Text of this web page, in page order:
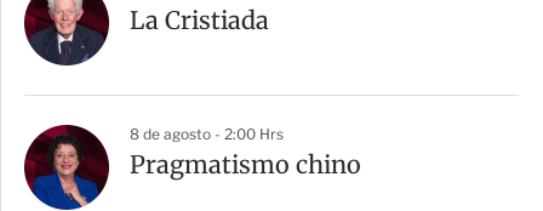
La Cristiada
8 de agosto - 2:00 Hrs
Pragmatismo chino